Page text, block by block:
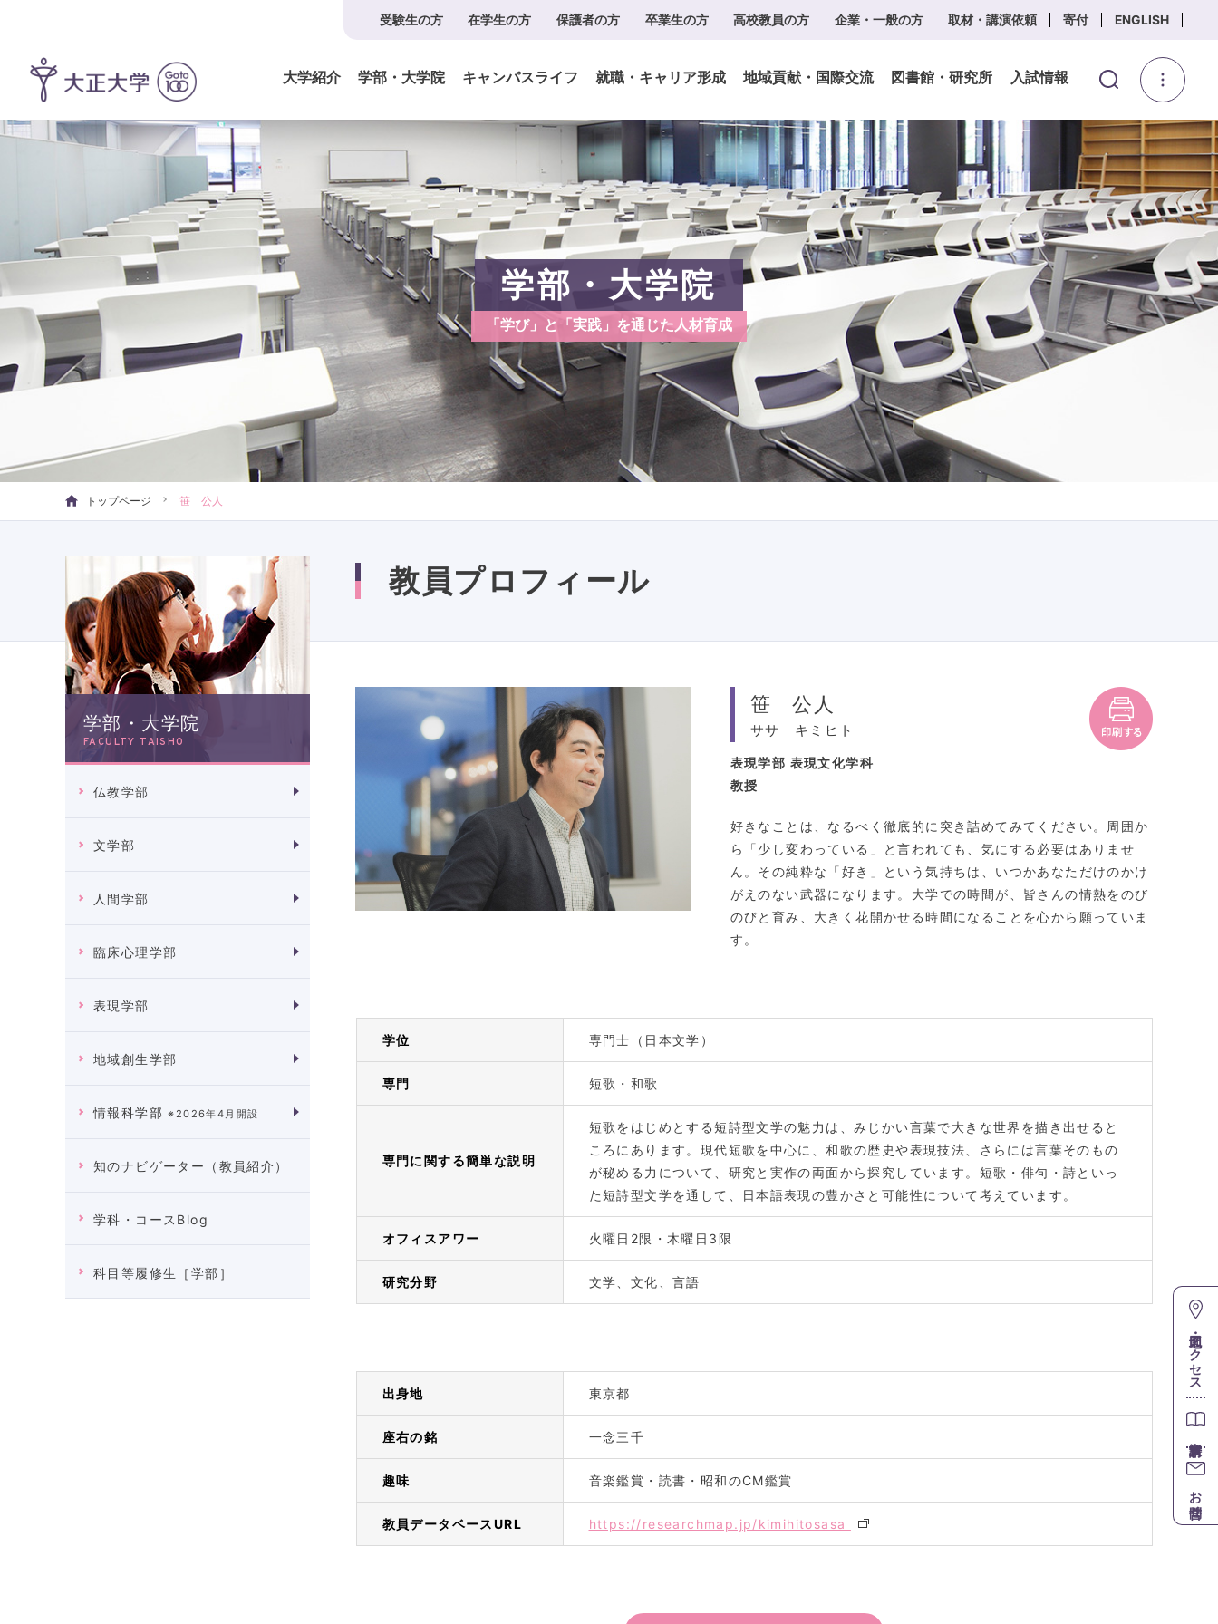
受験生の方 在学生の方 保護者の方 卒業生の方 高校教員の方 企業・一般の方 取材・講演依頼 寄付 ENGLISH
大学紹介 学部・大学院 キャンパスライフ 就職・キャリア形成 地域貢献・国際交流 図書館・研究所 入試情報
学部・大学院
「学び」と「実践」を通じた人材育成
トップページ 笹 公人
学部・大学院
FACULTY TAISHO
仏教学部
文学部
人間学部
臨床心理学部
表現学部
地域創生学部
情報科学部※2026年4月開設
知のナビゲーター（教員紹介）
学科・コースBlog
科目等履修生［学部］
教員プロフィール
笹 公人
ササ キミヒト
表現学部 表現文化学科
教授
好きなことは、なるべく徹底的に突き詰めてみてください。周囲か
ら「少し変わっている」と言われても、気にする必要はありませ
ん。その純粋な「好き」という気持ちは、いつかあなただけのかけ
がえのない武器になります。大学での時間が、皆さんの情熱をのび
のびと育み、大きく花開かせる時間になることを心から願っていま
す。
学位 専門士（日本文学）
専門 短歌・和歌
専門に関する簡単な説明
短歌をはじめとする短詩型文学の魅力は、みじかい言葉で大きな世界を描き出せると
ころにあります。現代短歌を中心に、和歌の歴史や表現技法、さらには言葉そのもの
が秘める力について、研究と実作の両面から探究しています。短歌・俳句・詩といっ
た短詩型文学を通して、日本語表現の豊かさと可能性について考えています。
オフィスアワー 火曜日2限・木曜日3限
研究分野 文学、文化、言語
出身地 東京都
座右の銘 一念三千
趣味 音楽鑑賞・読書・昭和のCM鑑賞
教員データベースURL https://researchmap.jp/kimihitosasa
地図・アクセス
お問合せ